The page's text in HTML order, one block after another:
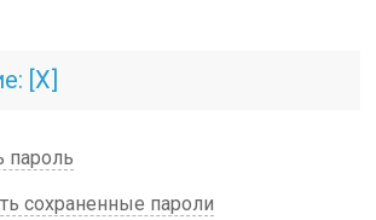
[Х]
пароль
сохраненные пароли